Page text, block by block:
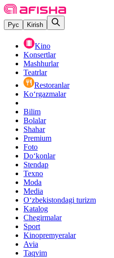
Рус Kirish
Kino
Konsertlar
Mashhurlar
Teatrlar
Restoranlar
Ko‘rgazmalar
Bilim
Bolalar
Shahar
Premium
Foto
Do‘konlar
Stendap
Texno
Moda
Media
O‘zbekistondagi turizm
Katalog
Chegirmalar
Sport
Kinopremyeralar
Avia
Taqvim